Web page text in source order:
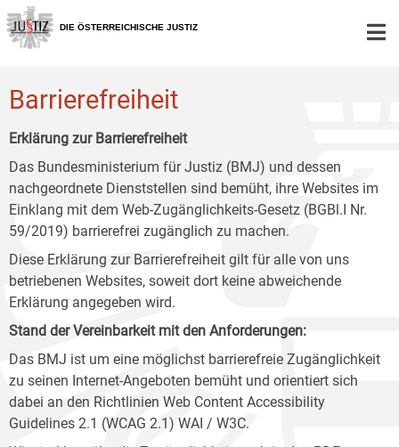
Zur
Hauptnavigation
[1]
Zum
Inhalt
[2]
Zum
Untermenü
[3]
DIE ÖSTERREICHISCHE JUSTIZ
Barrierefreiheit
Erklärung zur Barrierefreiheit
Das Bundesministerium für Justiz (BMJ) und dessen
nachgeordnete Dienststellen sind bemüht, ihre Websites im
Einklang mit dem Web-Zugänglichkeits-Gesetz (BGBl.I Nr.
59/2019) barrierefrei zugänglich zu machen.
Diese Erklärung zur Barrierefreiheit gilt für alle von uns
betriebenen Websites, soweit dort keine abweichende
Erklärung angegeben wird.
Stand der Vereinbarkeit mit den Anforderungen:
Das BMJ ist um eine möglichst barrierefreie Zugänglichkeit
zu seinen Internet-Angeboten bemüht und orientiert sich
dabei an den Richtlinien Web Content Accessibility
Guidelines 2.1 (WCAG 2.1) WAI / W3C.